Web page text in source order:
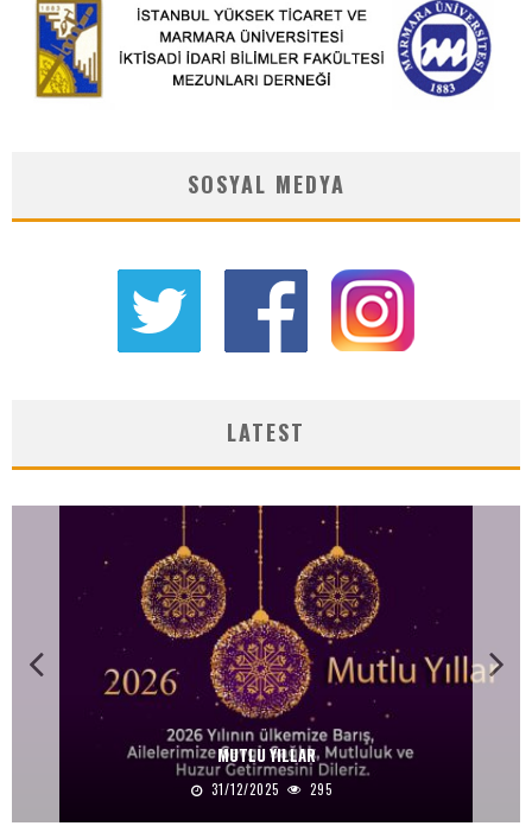
SOSYAL MEDYA
LATEST
MUTLU YILLAR
31/12/2025 295